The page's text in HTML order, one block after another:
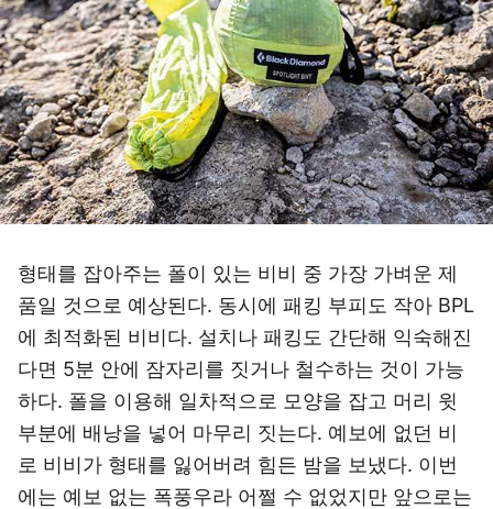
형태를 잡아주는 폴이 있는 비비 중 가장 가벼운 제
품일 것으로 예상된다. 동시에 패킹 부피도 작아 BPL
에 최적화된 비비다. 설치나 패킹도 간단해 익숙해진
다면 5분 안에 잠자리를 짓거나 철수하는 것이 가능
하다. 폴을 이용해 일차적으로 모양을 잡고 머리 윗
부분에 배낭을 넣어 마무리 짓는다. 예보에 없던 비
로 비비가 형태를 잃어버려 힘든 밤을 보냈다. 이번
에는 예보 없는 폭풍우라 어쩔 수 없었지만 앞으로는